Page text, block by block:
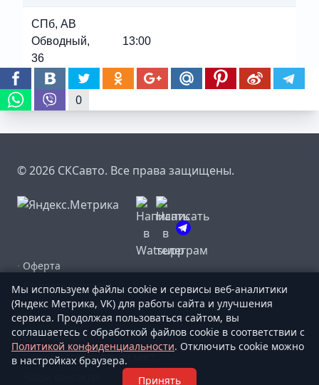
СПб, АВ
Обводный,
36
13:00
0
© 2026 СКСавто. Все права защищены.
· Оферта
·Правила возврата
·Правила пользования
·Страхование
Схемы расположения мест
Мы используем файлы cookie и сервисы веб-аналитики
(Яндекс Метрика, VK) для работы сайта и улучшения
сервиса. Продолжая пользоваться сайтом, вы
соглашаетесь с обработкой файлов cookie в соответствии с
Политикой конфиденциальности. Отключить cookie можно
в настройках браузера.
Принять